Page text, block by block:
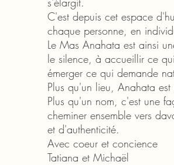
C'est depuis cet espace
chaque personne, en
Le Mas Anahata est ainsi
le silence, à accueillir ce
émerger ce qui demande
Plus qu'un lieu, Anahata est
Plus qu'un nom, c'est une
cheminer ensemble vers
et d'authenticité.
Avec coeur et concience
Tatiana et Michaël